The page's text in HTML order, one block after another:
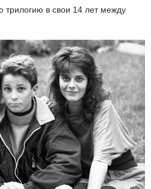
в свои 14 лет между